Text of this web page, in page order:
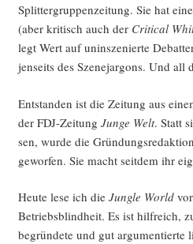
Split­ter­grup­pen­zei­tung. Sie hat
(aber kri­tisch auch der Cri­ti­cal
legt Wert auf unin­sze­nier­te
jen­seits des Sze­ne­jar­gons. Und all
Ent­stan­den ist die Zei­tung aus
der FDJ-Zei­tung Jun­ge Welt. Statt
sen, wur­de die
gewor­fen. Sie macht seit­dem ihr
Heu­te lese ich die Jungle Worldvor
Betriebs­blind­heit. Es ist hilf­reich,
begrün­de­te und gut